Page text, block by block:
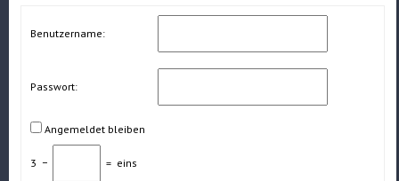
Benutzername:
Passwort:
Angemeldet bleiben
3 − = eins